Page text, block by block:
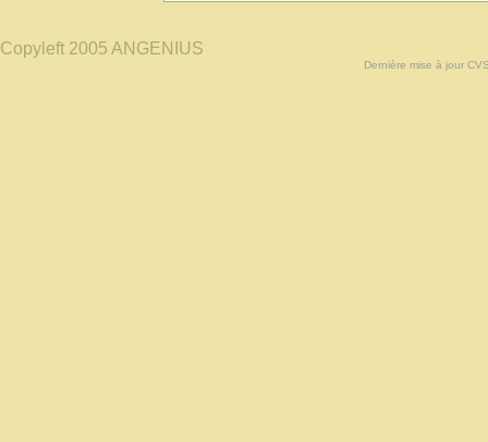
Copyleft 2005 ANGENIUS
Dernière mise à jour